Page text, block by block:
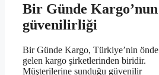
Bir Günde Kargo’nun
güvenilirliği
Bir Günde Kargo, Türkiye’nin önde
gelen kargo şirketlerinden biridir.
Müşterilerine sunduğu güvenilir